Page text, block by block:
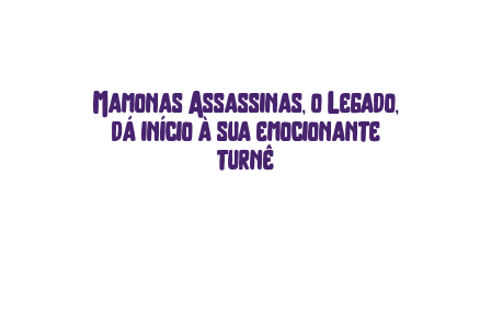
Mamonas Assassinas, o Legado,
dá início à sua emocionante
turnê